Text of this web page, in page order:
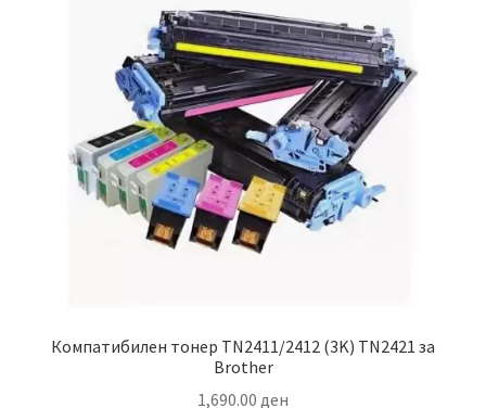
Компатибилен тонер TN2411/2412 (3K) TN2421 за
Brother
1,690.00 ден